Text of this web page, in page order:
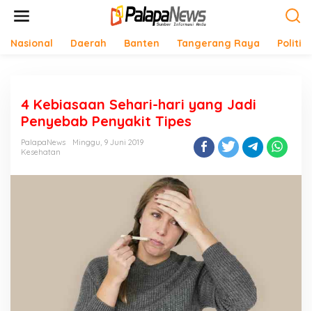
Nasional Daerah Banten Tangerang Raya Politik
4 Kebiasaan Sehari-hari yang Jadi
Penyebab Penyakit Tipes
PalapaNews
Minggu, 9 Juni 2019
Kesehatan